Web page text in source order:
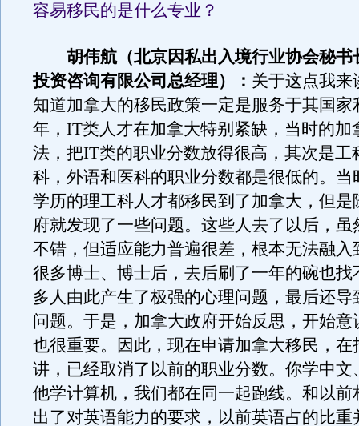
容易移民的是什么专业？
胡伟航（北京因私出入境行业协会秘书
投资咨询有限公司总经理）： 关于这点我来
知道加拿大的移民政策一定是服务于其国家
年，IT类人才在加拿大特别紧缺，当时的加
法，把IT类的职业分数放得很高，其次是工
科，外语和医科的职业分数都是很低的。当
学历的理工科人才都移民到了加拿大，但是
府就发现了一些问题。这些人去了以后，虽
不错，但适应能力普遍很差，根本无法融入
很多博士、博士后，去后刷了一年的碗也找
多人由此产生了极强的心理问题，最后还导
问题。于是，加拿大政府开始反思，开始意
也很重要。因此，现在申请加拿大移民，在
讲，已经取消了以前的职业分数。你学中文
他学计算机，我们都在同一起跑线。和以前
出了对英语能力的要求，以前英语占的比重